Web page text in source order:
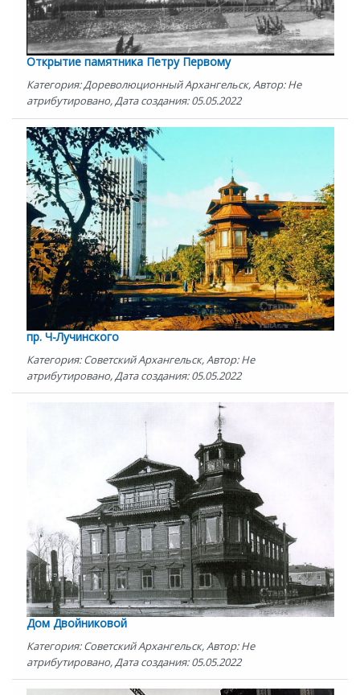
Открытие памятника Петру Первому
Категория: Дореволюционный Архангельск, Автор: Не
атрибутировано, Дата создания: 05.05.2022
пр. Ч-Лучинского
Категория: Советский Архангельск, Автор: Не
атрибутировано, Дата создания: 05.05.2022
Дом Двойниковой
Категория: Советский Архангельск, Автор: Не
атрибутировано, Дата создания: 05.05.2022